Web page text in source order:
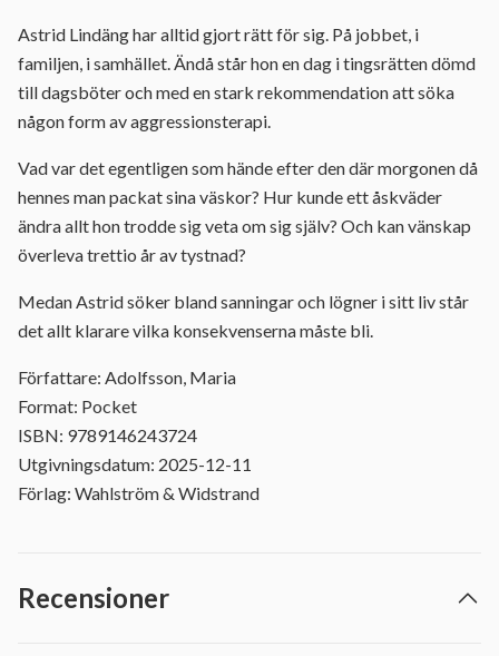
Astrid Lindäng har alltid gjort rätt för sig. På jobbet, i
familjen, i samhället. Ändå står hon en dag i tingsrätten dömd
till dagsböter och med en stark rekommendation att söka
någon form av aggressionsterapi.
Vad var det egentligen som hände efter den där morgonen då
hennes man packat sina väskor? Hur kunde ett åskväder
ändra allt hon trodde sig veta om sig själv? Och kan vänskap
överleva trettio år av tystnad?
Medan Astrid söker bland sanningar och lögner i sitt liv står
det allt klarare vilka konsekvenserna måste bli.
Författare: Adolfsson, Maria
Format: Pocket
ISBN: 9789146243724
Utgivningsdatum: 2025-12-11
Förlag: Wahlström & Widstrand
Recensioner